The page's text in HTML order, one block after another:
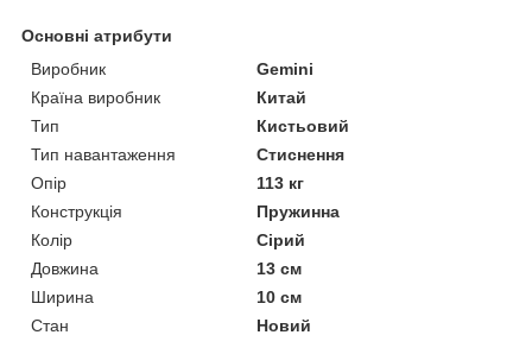
Основні атрибути
Виробник
Gemini
Країна виробник
Китай
Тип
Кистьовий
Тип навантаження
Стиснення
Опір
113 кг
Конструкція
Пружинна
Колір
Сірий
Довжина
13 см
Ширина
10 см
Стан
Новий